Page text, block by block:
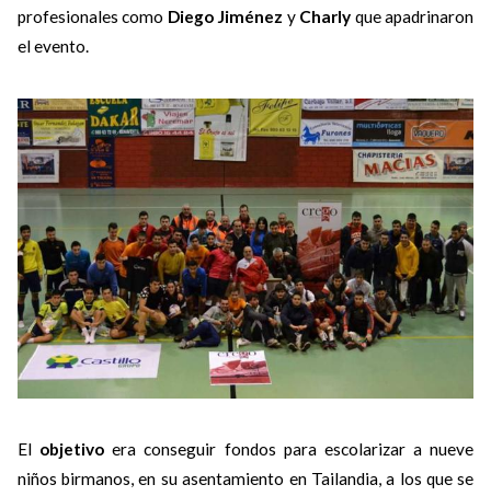
profesionales como Diego Jiménez y Charly que apadrinaron
el evento.
El objetivoera conseguir fondos para escolarizar a nueve
niños birmanos, en su asentamiento en Tailandia, a los que se